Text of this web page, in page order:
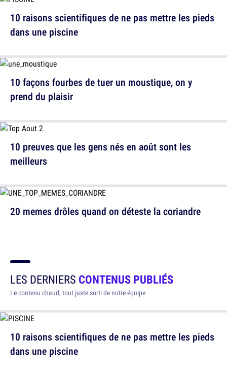
10 façons fourbes de tuer un moustique, on y
prend du plaisir
20 memes drôles quand on déteste la coriandre
10 raisons scientifiques de ne pas mettre les pieds
dans une piscine
10 preuves que les gens nés en août sont les
meilleurs
LES DERNIERS CONTENUS PUBLIÉS
Le contenu chaud, tout juste sorti de notre équipe
10 raisons scientifiques de ne pas mettre les pieds
dans une piscine